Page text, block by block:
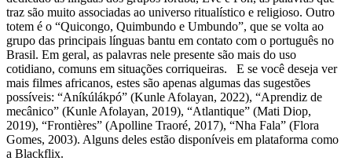
traz são muito associadas ao universo ritualístico e religioso. Outro
totem é o “Quicongo, Quimbundo e Umbundo”, que se volta ao
grupo das principais línguas bantu em contato com o português no
Brasil. Em geral, as palavras nele presente são mais do uso
cotidiano, comuns em situações corriqueiras. E se você deseja ver
mais filmes africanos, estes são apenas algumas das sugestões
possíveis: “Aníkúlákpó” (Kunle Afolayan, 2022), “Aprendiz de
mecânico” (Kunle Afolayan, 2019), “Atlantique” (Mati Diop,
2019), “Frontières” (Apolline Traoré, 2017), “Nha Fala” (Flora
Gomes, 2003). Alguns deles estão disponíveis em plataforma como
a Blackflix.